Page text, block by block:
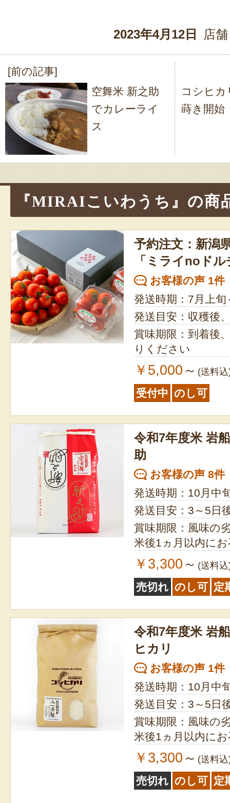
2023年4月12日 店
投
稿
ナ
ビ
ゲ
ョ
ン
[前の記事]
空舞米 新之助
でカレーライ
ス
コシヒカ
蒔き開始
『MIRAIこいわうち』の商
予約注文：新潟
「ミライnoド
お客様の声 1件
発送時期：7月上旬
発送目安：収穫後
賞味期限：到着後
りください
￥5,000 ～ (送料
受付中 のし可
令和7年度米 岩
助
お客様の声 8件
発送時期：10月中
発送目安：3～5日
賞味期限：風味の
米後1ヵ月以内に
￥3,300 ～ (送料
売切れ のし可 定
令和7年度米 岩
ヒカリ
お客様の声 1件
発送時期：10月中
発送目安：3～5日
賞味期限：風味の
米後1ヵ月以内に
￥3,300 ～ (送料
売切れ のし可 定